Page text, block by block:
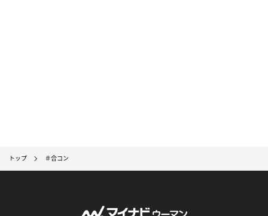
トップ ＃合コン